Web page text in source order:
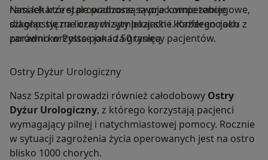
Nasi lekarze stale podnoszą swoje kompetencje
szkoląc się na licznych sympozjach i konferencjach
zarówno w Polsce jak i za granicą.
ramach której prowadzone są pracownie zabiegowe,
diagnostyczne oraz wizyty lekarskie. Każdego roku z
poradni korzysta ponad 50 tysięcy pacjentów.
Ostry Dyżur Urologiczny
Nasz Szpital prowadzi również całodobowy Ostry
Dyżur Urologiczny, z którego korzystają pacjenci
wymagający pilnej i natychmiastowej pomocy. Rocznie
w sytuacji zagrożenia życia operowanych jest na ostro
blisko 1000 chorych.